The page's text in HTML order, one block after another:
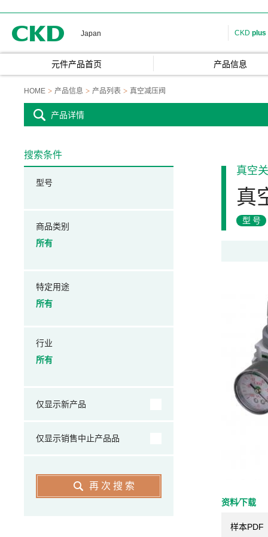
Japan CKD plus
元件产品首页 产品信息
HOME 产品信息 产品列表 真空减压阀
产品详情
真空
真
型号
资料⁄下载
样本PDF
搜索条件
型号
商品类别
所有
特定用途
所有
行业
所有
仅显示新产品
仅显示销售中止产品品
再次搜索